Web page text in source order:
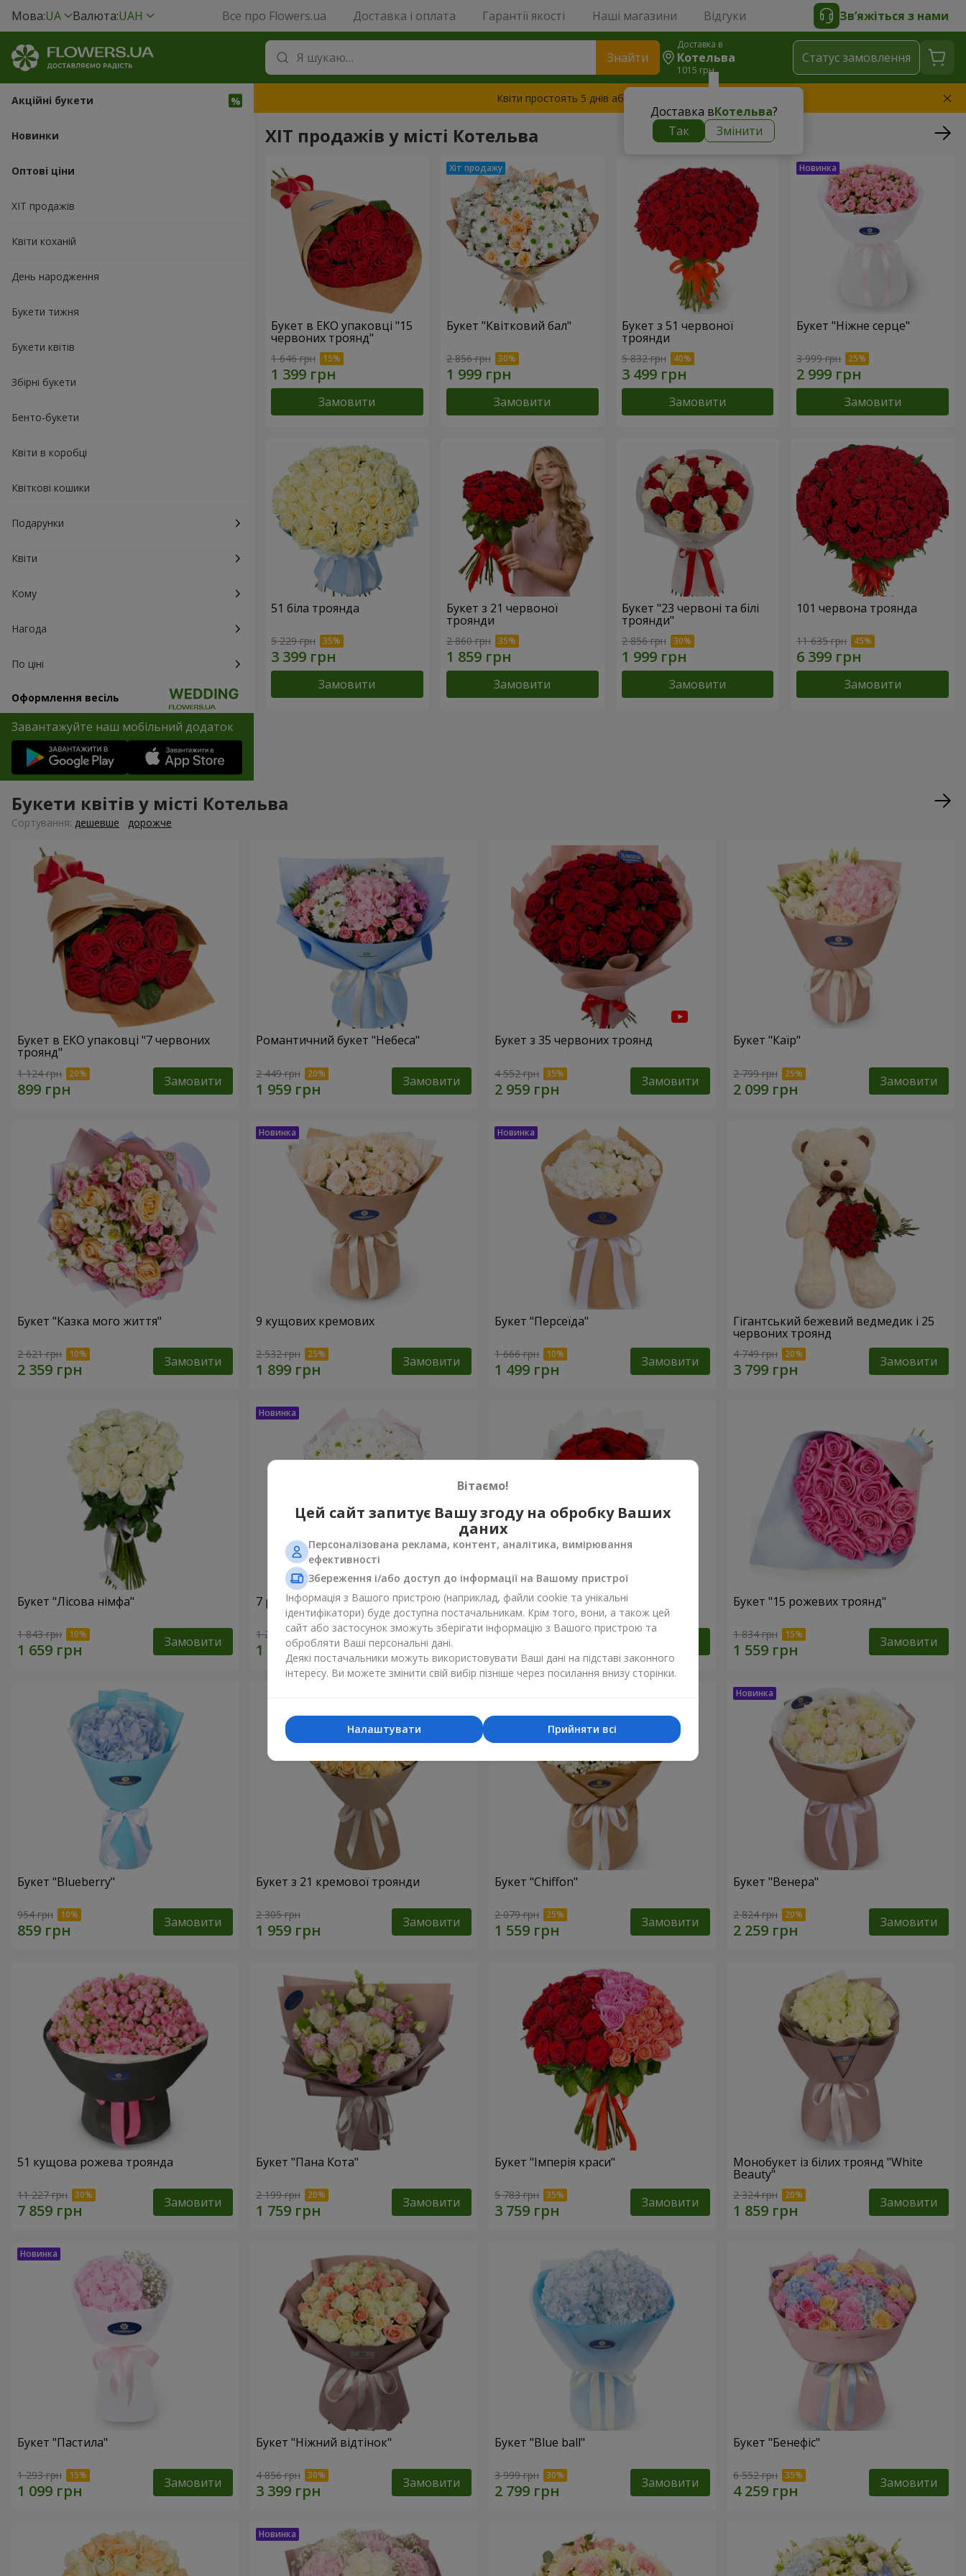
Мова:UA Валюта:UAH Все про Flowers.ua Доставка і оплата Гарантії якості Наші магазини Відгуки Зв’яжіться з нами
Знайти
Доставка в
Котельва
1015 грн
Доставка вКотельва?
Так
Змінити
Статус замовлення
Акційні букети
Новинки
Оптові ціни
ХІТ продажів
Квіти коханій
День народження
Букети тижня
Букети квітів
Збірні букети
Бенто-букети
Квіти в коробці
Квіткові кошики
Подарунки
Квіти
Кому
Нагода
По ціні
Оформлення весіль
Завантажуйте наш мобільний додаток
Квіти простоять 5 днів або замінимо букет
ХІТ продажів у місті Котельва
Букет в ЕКО упаковці "15
червоних троянд"
1 646 грн
Замовити
Букет "Квітковий бал"
2 856 грн
Замовити
Букет з 51 червоної
троянди
5 832 грн
Замовити
Букет "Ніжне серце"
3 999 грн
Замовити
51 біла троянда
5 229 грн
Замовити
Букет з 21 червоної
троянди
2 860 грн
Замовити
Букет "23 червоні та білі
троянди"
2 856 грн
Замовити
101 червона троянда
11 635 грн
Замовити
Букети квітів у місті Котельва
Сортування: дешевше дорожче
Букет в ЕКО упаковці "7 червоних
троянд"
1 124 грн Замовити
Романтичний букет "Небеса"
2 449 грн Замовити
Букет з 35 червоних троянд
4 552 грн Замовити
Букет "Каїр"
2 799 грн Замовити
Букет "Казка мого життя"
2 621 грн Замовити
9 кущових кремових
2 532 грн Замовити
Букет "Персеїда"
1 666 грн Замовити
Гігантський бежевий ведмедик і 25
червоних троянд
4 749 грн Замовити
Букет "Лісова німфа"
1 843 грн Замовити
7 ромашкових хризантем
1 293 грн Замовити
Монобукет з 11 червоних троянд
1 499 грн
Букет "15 рожевих троянд"
1 834 грн Замовити
Букет "Blueberry"
954 грн Замовити
Букет з 21 кремової троянди
2 305 грн Замовити
Букет "Chiffon"
2 079 грн Замовити
Букет "Венера"
2 824 грн Замовити
51 кущова рожева троянда
11 227 грн Замовити
Букет "Пана Кота"
2 199 грн Замовити
Букет "Імперія краси"
5 783 грн Замовити
Монобукет із білих троянд "White
Beauty"
2 324 грн Замовити
Букет "Пастила"
1 293 грн Замовити
Букет "Ніжний відтінок"
4 856 грн Замовити
Букет "Blue ball"
3 999 грн Замовити
Букет "Бенефіс"
6 552 грн Замовити
Вітаємо!
Цей сайт запитує Вашу згоду на обробку Ваших
даних
Персоналізована реклама, контент, аналітика, вимірювання
ефективності
Збереження і/або доступ до інформації на Вашому пристрої
Інформація з Вашого пристрою (наприклад, файли cookie та унікальні
ідентифікатори) буде доступна постачальникам. Крім того, вони, а також цей
сайт або застосунок зможуть зберігати інформацію з Вашого пристрою та
обробляти Ваші персональні дані.
Деякі постачальники можуть використовувати Ваші дані на підставі законного
інтересу. Ви можете змінити свій вибір пізніше через посилання внизу сторінки.
Прийняти всі
Налаштувати